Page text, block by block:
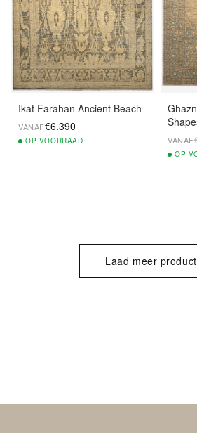
Ikat Farahan Ancient Beach
VANAF€6.390
OP VOORRAAD VANAF
OP
Laad meer